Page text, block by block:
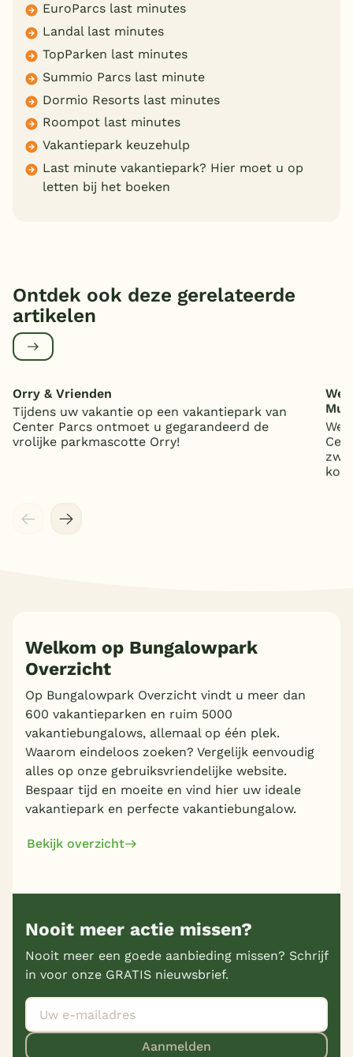
EuroParcs last minutes
Landal last minutes
TopParken last minutes
Summio Parcs last minute
Dormio Resorts last minutes
Roompot last minutes
Vakantiepark keuzehulp
Last minute vakantiepark? Hier moet u op
letten bij het boeken
Ontdek ook deze gerelateerde
artikelen
Orry & Vrienden
Tijdens uw vakantie op een vakantiepark van
Center Parcs ontmoet u gegarandeerd de
vrolijke parkmascotte Orry!
We
Welkom op Bungalowpark
Overzicht
Op Bungalowpark Overzicht vindt u meer dan
600 vakantieparken en ruim 5000
vakantiebungalows, allemaal op één plek.
Waarom eindeloos zoeken? Vergelijk eenvoudig
alles op onze gebruiksvriendelijke website.
Bespaar tijd en moeite en vind hier uw ideale
vakantiepark en perfecte vakantiebungalow.
Bekijk overzicht
Nooit meer actie missen?
Nooit meer een goede aanbieding missen? Schrijf
in voor onze GRATIS nieuwsbrief.
Aanmelden